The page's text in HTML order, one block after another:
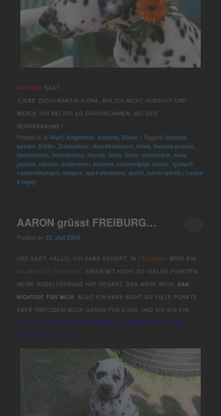
ANTONIA SAGT:
“LIEBE ZUCHTWARTIN ILONA. BIN ICH NICHT HÜBSCH? UND
WERDE ICH BEI DIR SO DURCHKOMMEN, BEI DER
WURFABNAHME?”
Posted in A-Wurf Allgemein Antonia Bilder |Tagged Antonia
beinen Bilder Dalmatiner ,durchkommen ,fotos heraus-putzen
hochtouren huendinnen Hunde ilona liebe maennlich neue
putzen rueden ,schermen ,schoen ,stehendpipi ,süsse ,typisch
vorbereitungen ,welpen ,wurf-abnahme ,zucht ,zucht-wartin | Leave
a reply
AARON grüsst FREIBURG…
Posted on22. Juli 2009
UND SAGT: HALLO, ICH HABE GEHÖRT, IN FREIBURGWIRD EIN
DALMI-RÜDE GESUCHT, EINER MIT NICHT SO VIELEN PUNKTEN.
MEINE RUDELFÜHRUNG HAT GESAGT, DAS WÄRE WOHL DAS
RICHTIGE FÜR MICH. ALSO ICH HABE NICHT SO VIELE PUNKTE,
ABER TROTZDEM NOCH GENUG FÜR EUCH. UND ICH BIN EIN
LIEBER, SCHÖNER UND BRAUNER DALMATINER-RÜDE. NA
GEFALLE ICH EUCH?